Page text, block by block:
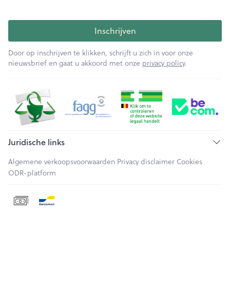
Inschrijven
Door op inschrijven te klikken, schrijft u zich in voor onze
nieuwsbrief en gaat u akkoord met onze privacy policy.
Juridische links
Algemene verkoopsvoorwaarden Privacy disclaimer Cookies
ODR-platform